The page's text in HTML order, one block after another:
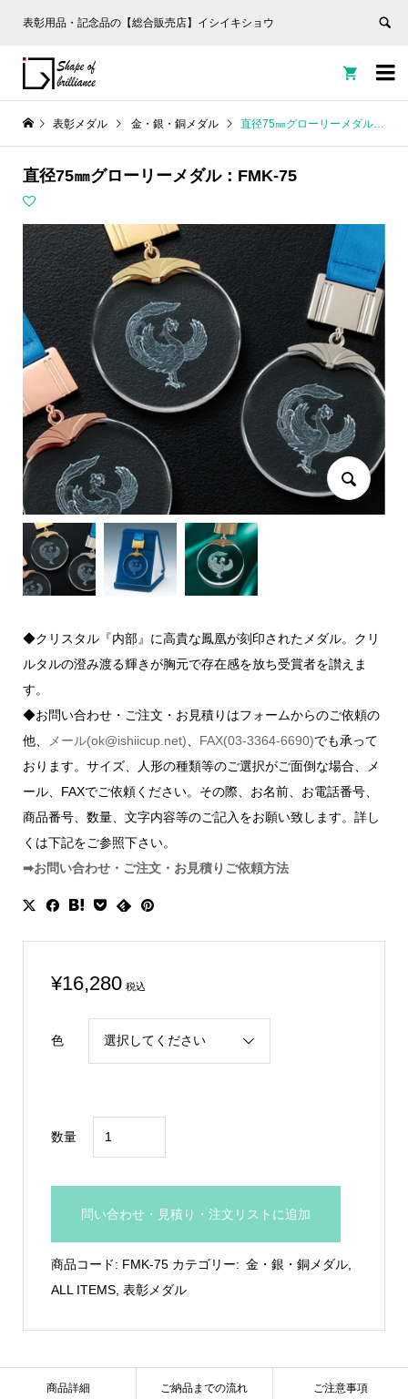
表彰用品・記念品の【総合販売店】イシイキショウ


表彰メダル 金・銀・銅メダル 直径75㎜グローリーメダル：FMK-75
直径75㎜グローリーメダル：FMK-75
◆クリスタル『内部』に高貴な鳳凰が刻印されたメダル。クリ
ルタルの澄み渡る輝きが胸元で存在感を放ち受賞者を讃えま
す。
◆お問い合わせ・ご注文・お見積りはフォームからのご依頼の
他、
メール(ok@ishiicup.net) FAX(03-3364-6690)でも承って
おります。サイズ、人形の種類等のご選択がご面倒な場合、メ
ール、FAXでご依頼ください。その際、お名前、お電話番号、
商品番号、数量、文字内容等のご記入をお願い致します。詳し
くは下記をご参照下さい。
➡お問い合わせ・ご注文・お見積りご依頼方法
¥16,280 税込
色
数量
径
ー
問い合わせ・見積り・注文リストに追加
商品コード: FMK-75 カテゴリー: 金・銀・銅メダル,
ALL ITEMS, 表彰メダル
商品詳細 ご納品までの流れ ご注意事項